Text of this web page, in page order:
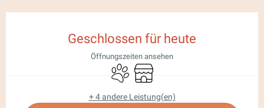
Geschlossen für heute
Öffnungszeiten ansehen
Tiere erlaubt
Shop
+ 4 andere Leistung(en)